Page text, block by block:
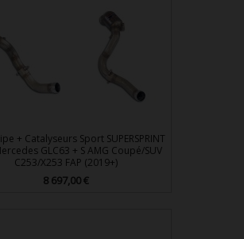
+ Catalyseurs Sport SUPERSPRINT
GLC63 + S AMG Coupé/SUV
C253/X253 FAP (2019+)
Prix
8 697,00 €